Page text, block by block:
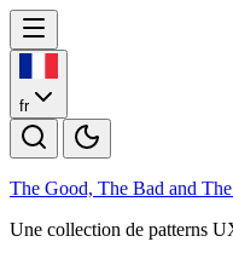
fr
The Good, The Bad and
Une collection de patterns